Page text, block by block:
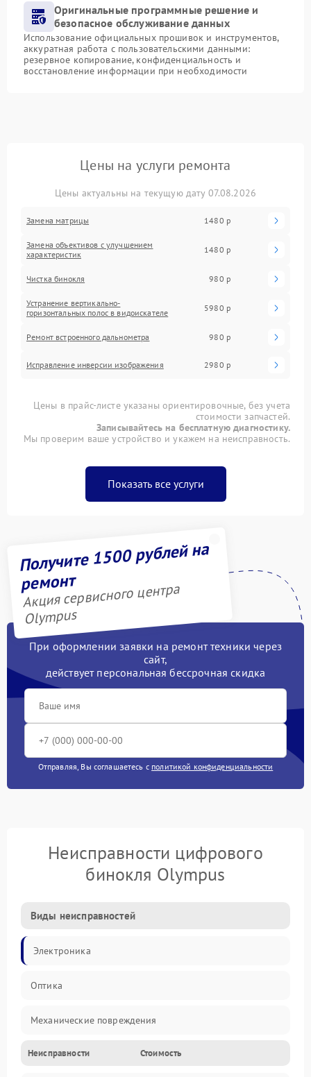
Оригинальные программные решение и
безопасное обслуживание данных
Использование официальных прошивок и инструментов,
аккуратная работа с пользовательскими данными:
резервное копирование, конфиденциальность и
восстановление информации при необходимости
Цены на услуги ремонта
Цены актуальны на текущую дату 07.08.2026
Замена матрицы 1480 р
Замена объективов с улучшением
характеристик
1480 р
Чистка бинокля 980 р
Устранение вертикально-
горизонтальных полос в видоискателе
5980 р
Ремонт встроенного дальнометра 980 р
Исправление инверсии изображения 2980 р
Цены в прайс-листе указаны ориентировочные, без учета
стоимости запчастей.
Записывайтесь на бесплатную диагностику.
Мы проверим ваше устройство и укажем на неисправность.
Показать все услуги
Получите 1500 рублей на
ремонт
Акция сервисного центра
Olympus
При оформлении заявки на ремонт техники через
сайт,
действует персональная бессрочная скидка
Отправляя, Вы соглашаетесь с политикой конфиденциальности
Неисправности цифрового
бинокля Olympus
Виды неисправностей
Электроника
Оптика
Механические повреждения
Видео
Неисправности Стоимость